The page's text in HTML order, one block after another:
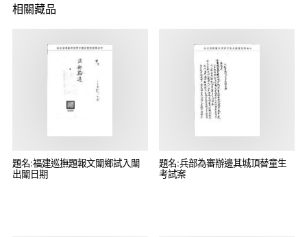
相關藏品
題名:福建巡撫題報文闈鄉試入闈
出闈日期
題名:兵部為審辦邊其城頂替童生
考試案